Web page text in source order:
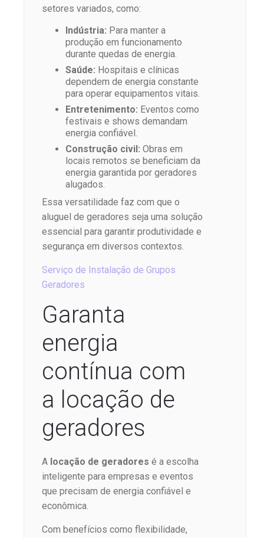
setores variados, como:
Indústria: Para manter a
produção em funcionamento
durante quedas de energia.
Saúde: Hospitais e clínicas
dependem de energia constante
para operar equipamentos vitais.
Entretenimento: Eventos como
festivais e shows demandam
energia confiável.
Construção civil: Obras em
locais remotos se beneficiam da
energia garantida por geradores
alugados.
Essa versatilidade faz com que o
aluguel de geradores seja uma solução
essencial para garantir produtividade e
segurança em diversos contextos.
Serviço de Instalação de Grupos
Geradores
Garanta
energia
contínua com
a locação de
geradores
A locação de geradores é a escolha
inteligente para empresas e eventos
que precisam de energia confiável e
econômica.
Com benefícios como flexibilidade,